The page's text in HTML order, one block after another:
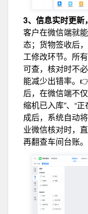
3、信息实时更新
客户在微信端就
态；货物签收后
工修改环节。所
可查，核对时不
能减少出错率。
后，在微信端不
缩机已入库”、“
成后，系统自动
业微信核对时，
再翻查车间台账。